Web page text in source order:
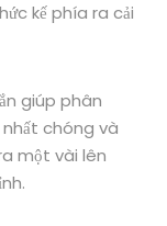
kế phía ra cải
giúp phân
chóng và
một vài lên